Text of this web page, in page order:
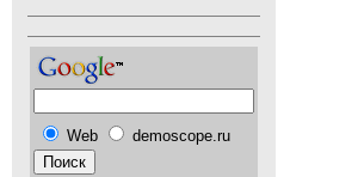
Web demoscope.ru